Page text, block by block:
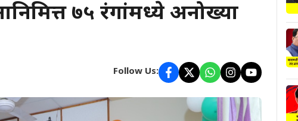
७५ रंगांमध्ये अनोख्या
Follow Us: